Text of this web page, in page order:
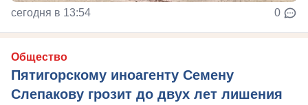
сегодня в 13:54 0
Общество
Пятигорскому иноагенту Семену
Слепакову грозит до двух лет лишения